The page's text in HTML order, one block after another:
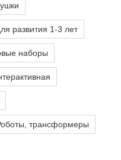
развития 1-3 лет
наборы
трансформеры